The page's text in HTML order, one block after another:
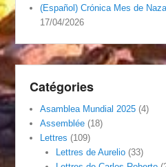
(Español) Crónica Mes de
17/04/2026
Catégories
Asamblea Mundial 2025 (4)
Assemblée (18)
Lettres (109)
Lettres de Aurelio(33)